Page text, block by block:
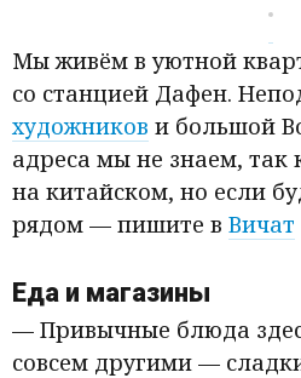
Мы живём в уютной
со станцией Дафен.
художников и большой
адреса мы не знаем, так
на китайском, но если
рядом — пишите в Вичат
Еда и магазины
— Привычные блюда
совсем другими —